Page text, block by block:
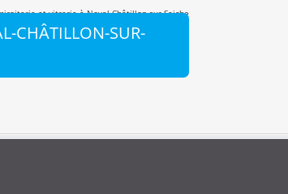
CHÂTILLON-SUR-
et vitrerie à Noyal-Châtillon-sur-Seiche